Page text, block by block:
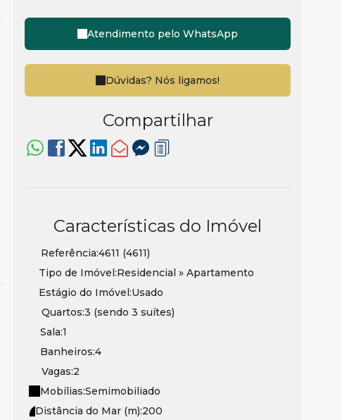
Atendimento pelo WhatsApp
Dúvidas? Nós ligamos!
Compartilhar
Características do Imóvel
Referência:4611 (4611)
Tipo de Imóvel:Residencial » Apartamento
Estágio do Imóvel:Usado
Quartos:3 (sendo 3 suítes)
Sala:1
Banheiros:4
Vagas:2
Mobílias:Semimobiliado
Distância do Mar (m):200